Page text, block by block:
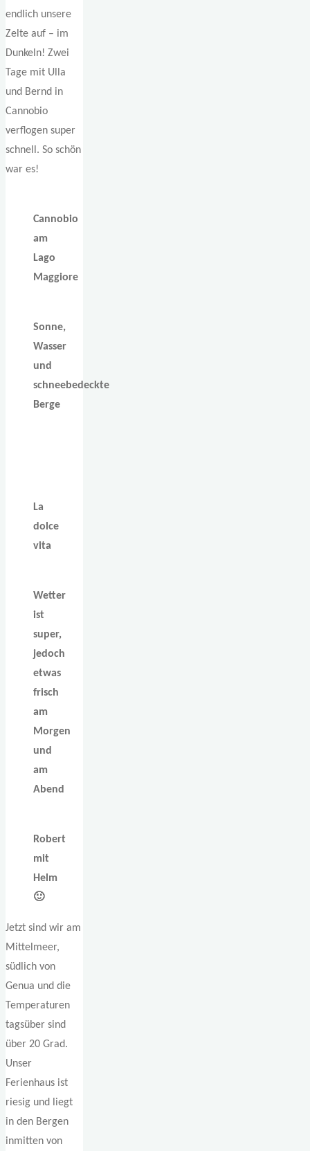
endlich unsere
Zelte auf – im
Dunkeln! Zwei
Tage mit Ulla
und Bernd in
Cannobio
verflogen super
schnell. So schön
war es!
Cannobio
am
Lago
Maggiore
Sonne,
Wasser
und
schneebedeckte
Berge
La
dolce
vita
Wetter
ist
super,
jedoch
etwas
frisch
am
Morgen
und
am
Abend
Robert
mit
Helm
🙂
Jetzt sind wir am
Mittelmeer,
südlich von
Genua und die
Temperaturen
tagsüber sind
über 20 Grad.
Unser
Ferienhaus ist
riesig und liegt
in den Bergen
inmitten von